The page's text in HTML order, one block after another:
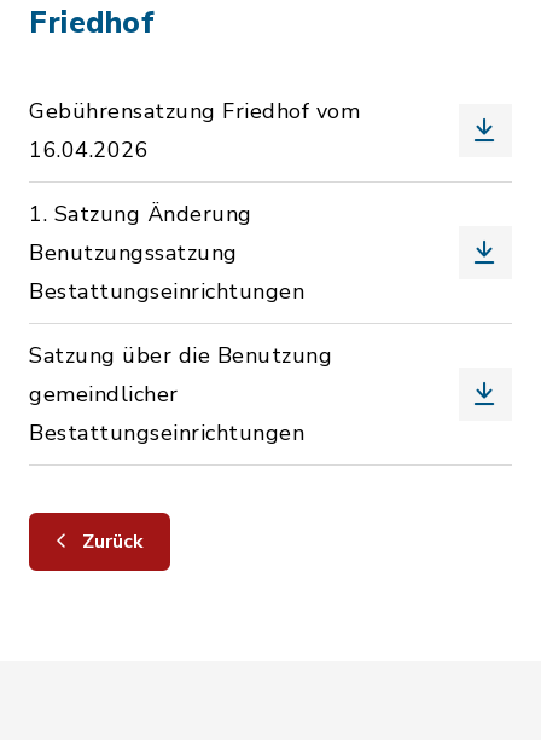
Friedhof
Gebührensatzung Friedhof vom
16.04.2026
1. Satzung Änderung
Benutzungssatzung
Bestattungseinrichtungen
Satzung über die Benutzung
gemeindlicher
Bestattungseinrichtungen
Zurück